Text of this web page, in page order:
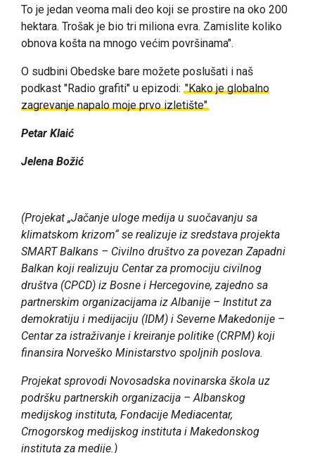
To je jedan veoma mali deo koji se prostire na oko 200
hektara. Trošak je bio tri miliona evra. Zamislite koliko
obnova košta na mnogo većim površinama".
O sudbini Obedske bare možete poslušati i naš
podkast "Radio grafiti" u epizodi: "Kako je globalno
zagrevanje napalo moje prvo izletište"
Petar Klaić
Jelena Božić
(Projekat „Jačanje uloge medija u suočavanju sa
klimatskom krizom“ se realizuje iz sredstava projekta
SMART Balkans – Civilno društvo za povezan Zapadni
Balkan koji realizuju Centar za promociju civilnog
društva (CPCD) iz Bosne i Hercegovine, zajedno sa
partnerskim organizacijama iz Albanije – Institut za
demokratiju i medijaciju (IDM) i Severne Makedonije –
Centar za istraživanje i kreiranje politike (CRPM) koji
finansira Norveško Ministarstvo spoljnih poslova.
Projekat sprovodi Novosadska novinarska škola uz
podršku partnerskih organizacija – Albanskog
medijskog instituta, Fondacije Mediacentar,
Crnogorskog medijskog instituta i Makedonskog
instituta za medije.)